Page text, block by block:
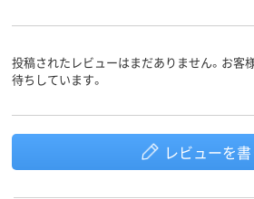
投稿されたレビューはまだありません。お客
待ちしています。
レビューを書